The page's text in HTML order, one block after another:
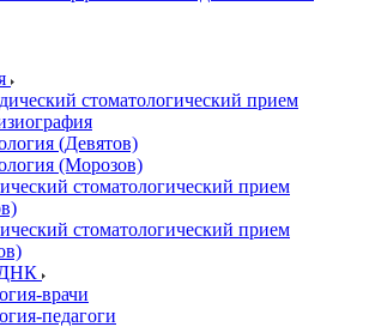
стоматологический прием
(Девятов)
(Морозов)
стоматологический прием
стоматологический прием
ДНК
врачи
педагоги